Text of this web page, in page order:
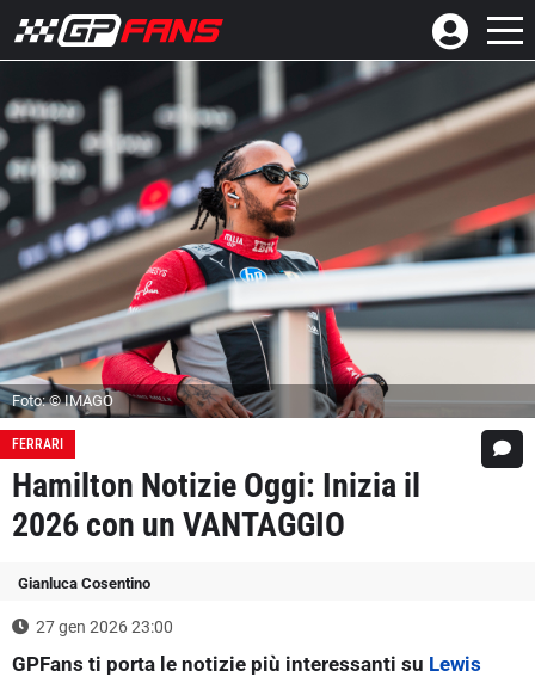
Foto: © IMAGO
FERRARI
Hamilton Notizie Oggi: Inizia il
2026 con un VANTAGGIO
Gianluca Cosentino
27 gen 2026 23:00
GPFans ti porta le notizie più interessanti su Lewis